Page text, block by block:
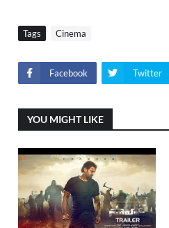
Tags Cinema
Facebook Twitter
YOU MIGHT LIKE